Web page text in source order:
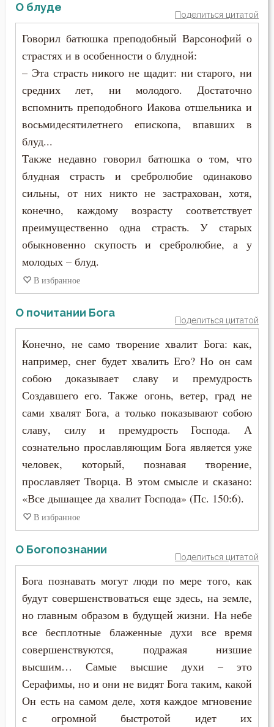
Тщеславие
Ум
Уныние
Утешение
Храм
Царство небесное
Целомудрие
Церковь
Чтение
Язычество
О блуде
Поделиться цитатой
Говорил батюшка преподобный Варсонофий о
страстях и в особенности о блудной:
– Эта страсть никого не щадит: ни старого, ни
средних лет, ни молодого. Достаточно
вспомнить преподобного Иакова отшельника и
восьмидесятилетнего епископа, впавших в
блуд...
Также недавно говорил батюшка о том, что
блудная страсть и сребролюбие одинаково
сильны, от них никто не застрахован, хотя,
конечно, каждому возрасту соответствует
преимущественно одна страсть. У старых
обыкновенно скупость и сребролюбие, а у
молодых – блуд.
В избранное
О почитании Бога
Поделиться цитатой
Конечно, не само творение хвалит Бога: как,
например, снег будет хвалить Его? Но он сам
собою доказывает славу и премудрость
Создавшего его. Также огонь, ветер, град не
сами хвалят Бога, а только показывают собою
славу, силу и премудрость Господа. А
сознательно прославляющим Бога является уже
человек, который, познавая творение,
прославляет Творца. В этом смысле и сказано:
«Все дышащее да хвалит Господа» (Пс. 150:6).
В избранное
О Богопознании
Поделиться цитатой
Бога познавать могут люди по мере того, как
будут совершенствоваться еще здесь, на земле,
но главным образом в будущей жизни. На небе
все бесплотные блаженные духи все время
совершенствуются, подражая низшие
высшим… Самые высшие духи – это
Серафимы, но и они не видят Бога таким, какой
Он есть на самом деле, хотя каждое мгновение
с огромной быстротой идет их